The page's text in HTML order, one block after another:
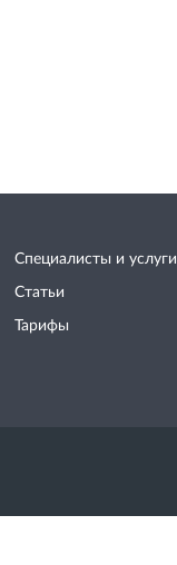
Специалисты и услуги
Статьи
Тарифы